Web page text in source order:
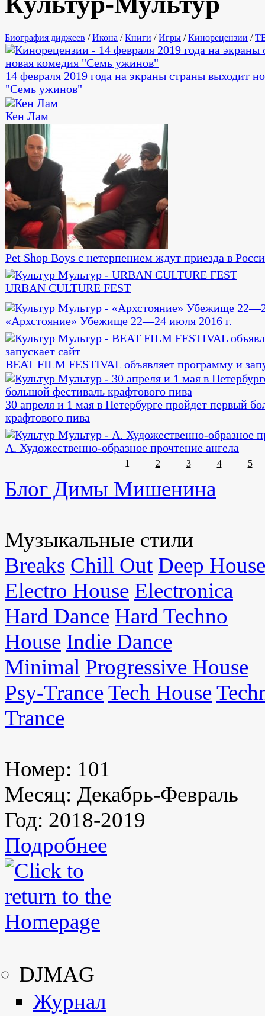
Биография диджеев /Икона /Книги /Игры /Кинорецензии /
14 февраля 2019 года на экраны страны выходит
"Семь ужинов"
Кен Лам
Pet Shop Boys с нетерпением ждут приезда в
URBAN CULTURE FEST
«Архстояние» Убежище 22—24 июля 2016 г.
BEAT FILM FESTIVAL объявляет программу и
30 апреля и 1 мая в Петербурге пройдет первый
крафтового пива
А. Художественно-образное прочтение ангела
1 2 3 4 5
Блог Димы Мишенина
Музыкальные стили
Breaks Chill Out Deep House
Electro House Electronica
Hard Dance Hard Techno
House Indie Dance
Minimal Progressive House
Psy-TranceTech House
Trance
Номер: 101
Месяц: Декабрь-Февраль
Год: 2018-2019
Подробнее
DJMAG
Журнал